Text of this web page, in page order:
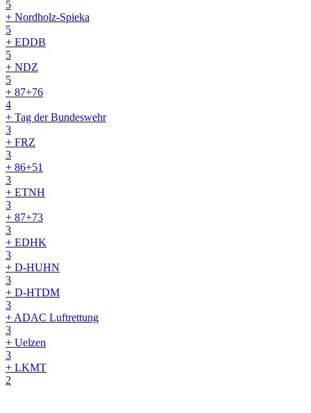
5
+ Nordholz-Spieka
5
+ EDDB
5
+ NDZ
5
+ 87+76
4
+ Tag der Bundeswehr
3
+ FRZ
3
+ 86+51
3
+ ETNH
3
+ 87+73
3
+ EDHK
3
+ D-HUHN
3
+ D-HTDM
3
+ ADAC Luftrettung
3
+ Uelzen
3
+ LKMT
2